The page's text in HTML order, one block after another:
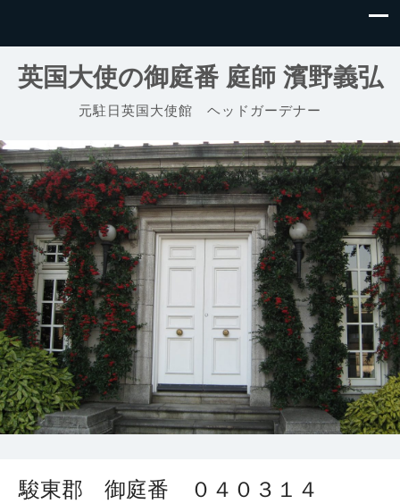
英国大使の御庭番 庭師 濱野義弘
元駐日英国大使館 ヘッドガーデナー
駿東郡 御庭番 ０４０３１４